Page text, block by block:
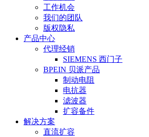
工作机会
我们的团队
版权隐私
产品中心
代理经销
SIEMENS 西门子
BPEIN 贝派产品
制动电阻
电抗器
滤波器
扩容备件
解决方案
直流扩容